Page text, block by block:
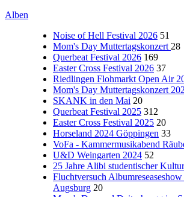
Alben
Noise of Hell Festival 2026 51
Mom's Day Muttertagskonzert 28
Querbeat Festival 2026 169
Easter Cross Festival 2026 37
Riedlingen Flohmarkt Open Air
Mom's Day Muttertagskonzert
SKANK in den Mai 20
Querbeat Festival 2025 312
Easter Cross Festival 2025 20
Horseland 2024 Göppingen 33
VoFa - Kammermusikabend
U&D Weingarten 2024 52
25 Jahre Alibi studentischer
Fluchtversuch
Augsburg 20